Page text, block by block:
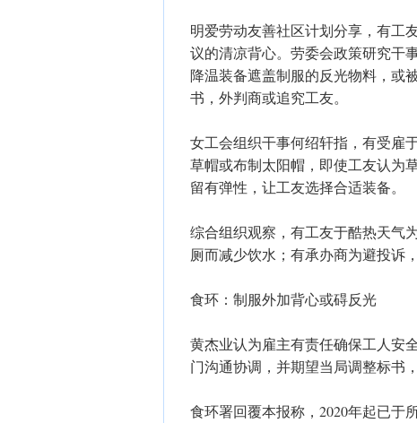
明爱劳动友善社区计划分享，有工
议的清凉背心。劳委会政策研究干
降温装备遮盖制服的反光物料，或
书，外判商或追究工友。
女工会组织干事何绍轩指，有受雇
草帽或布制太阳帽，即使工友认为
留有弹性，让工友选择合适装备。
综合组织观察，有工友于酷热天气
厕而减少饮水；有承办商为避投诉
食环：制服外加背心或碍反光
黄杰业认为雇主有责任确保工人安
门沟通协调，并期望当局调整标书
食环署回覆本报称，2020年起已于